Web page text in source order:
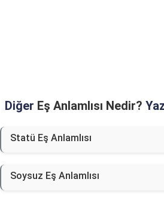
Diğer Eş Anlamlısı Nedir?
Statü Eş Anlamlısı
Soysuz Eş Anlamlısı